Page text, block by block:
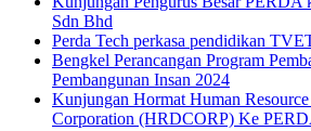
Sdn Bhd
Perda Tech perkasa pendidikan
Bengkel Perancangan Program
Pembangunan Insan 2024
Kunjungan Hormat Human
Corporation (HRDCORP) Ke